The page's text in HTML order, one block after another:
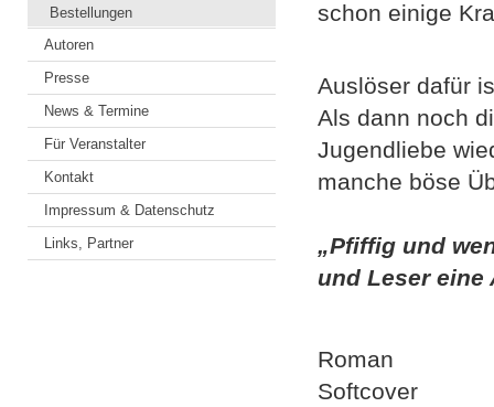
Bestellungen
Autoren
Presse
News & Termine
Für Veranstalter
Kontakt
Impressum & Datenschutz
Links, Partner
schon einige
Auslöser dafür
Als dann noch
Jugendliebe
manche böse
„Pfiffig und
und Leser eine
Roman
Softcover